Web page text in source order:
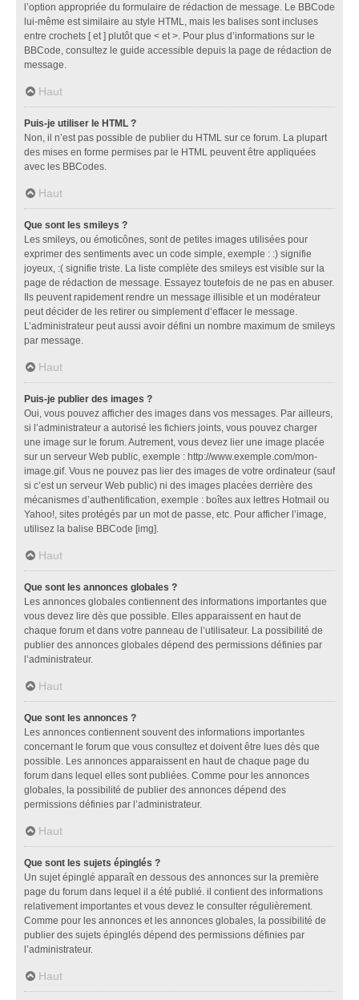
l’option appropriée du formulaire de rédaction de message. Le BBCode
lui-même est similaire au style HTML, mais les balises sont incluses
entre crochets [ et ] plutôt que < et >. Pour plus d’informations sur le
BBCode, consultez le guide accessible depuis la page de rédaction de
message.
Haut
Puis-je utiliser le HTML ?
Non, il n’est pas possible de publier du HTML sur ce forum. La plupart
des mises en forme permises par le HTML peuvent être appliquées
avec les BBCodes.
Haut
Que sont les smileys ?
Les smileys, ou émoticônes, sont de petites images utilisées pour
exprimer des sentiments avec un code simple, exemple : :) signifie
joyeux, :( signifie triste. La liste complète des smileys est visible sur la
page de rédaction de message. Essayez toutefois de ne pas en abuser.
Ils peuvent rapidement rendre un message illisible et un modérateur
peut décider de les retirer ou simplement d’effacer le message.
L’administrateur peut aussi avoir défini un nombre maximum de smileys
par message.
Haut
Puis-je publier des images ?
Oui, vous pouvez afficher des images dans vos messages. Par ailleurs,
si l’administrateur a autorisé les fichiers joints, vous pouvez charger
une image sur le forum. Autrement, vous devez lier une image placée
sur un serveur Web public, exemple : http://www.exemple.com/mon-
image.gif. Vous ne pouvez pas lier des images de votre ordinateur (sauf
si c’est un serveur Web public) ni des images placées derrière des
mécanismes d’authentification, exemple : boîtes aux lettres Hotmail ou
Yahoo!, sites protégés par un mot de passe, etc. Pour afficher l’image,
utilisez la balise BBCode [img].
Haut
Que sont les annonces globales ?
Les annonces globales contiennent des informations importantes que
vous devez lire dès que possible. Elles apparaissent en haut de
chaque forum et dans votre panneau de l’utilisateur. La possibilité de
publier des annonces globales dépend des permissions définies par
l’administrateur.
Haut
Que sont les annonces ?
Les annonces contiennent souvent des informations importantes
concernant le forum que vous consultez et doivent être lues dès que
possible. Les annonces apparaissent en haut de chaque page du
forum dans lequel elles sont publiées. Comme pour les annonces
globales, la possibilité de publier des annonces dépend des
permissions définies par l’administrateur.
Haut
Que sont les sujets épinglés ?
Un sujet épinglé apparaît en dessous des annonces sur la première
page du forum dans lequel il a été publié. il contient des informations
relativement importantes et vous devez le consulter régulièrement.
Comme pour les annonces et les annonces globales, la possibilité de
publier des sujets épinglés dépend des permissions définies par
l’administrateur.
Haut